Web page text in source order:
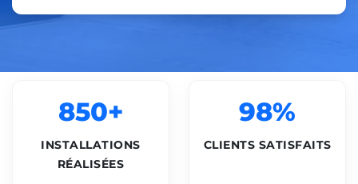
850+
INSTALLATIONS
RÉALISÉES
98%
CLIENTS SATISFAITS